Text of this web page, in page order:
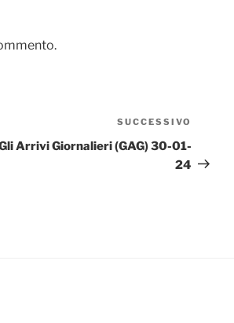
SUCCESSIVO
Arrivi Giornalieri (GAG) 30-01-
24